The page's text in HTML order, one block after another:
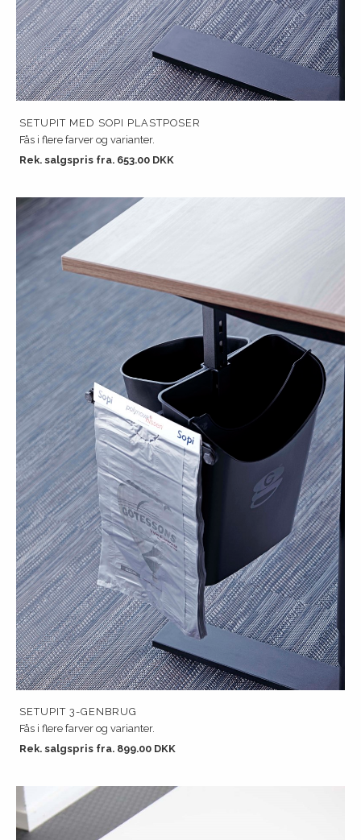
SETUPIT MED SOPI PLASTPOSER
Fås i flere farver og varianter.
Rek. salgspris fra. 653.00 DKK
SETUPIT 3-GENBRUG
Fås i flere farver og varianter.
Rek. salgspris fra. 899.00 DKK